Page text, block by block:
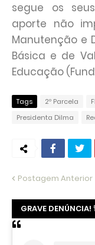
segue os
aporte não
Manutenção e
Básica e de
Educação
Tags 2º Parcela
Presidenta Dilma
Postagem Anterior
GRAVE DENÚNCIA!